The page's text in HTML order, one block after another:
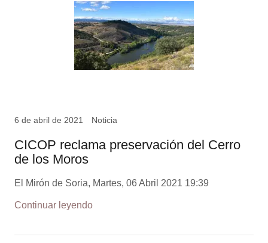
6 de abril de 2021 Noticia
CICOP reclama preservación del Cerro
de los Moros
El Mirón de Soria, Martes, 06 Abril 2021 19:39
Continuar leyendo